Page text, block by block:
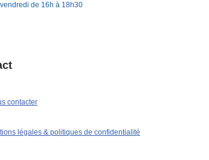
de 16h à 18h30
contacter
légales & politiques de confidentialité